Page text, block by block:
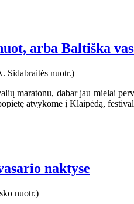
arba Baltiška
maratonu, dabar jau mielai
atvykome į Klaipėdą,
naktyse